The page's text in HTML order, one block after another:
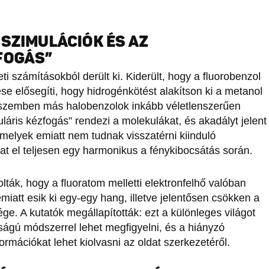
ÉS AZ
számításokból derült ki. Kiderült, hogy a fluorobenzol
elősegíti, hogy hidrogénkötést alakítson ki a metanol
más halobenzolok inkább véletlenszerűen
kézfogás” rendezi a molekulákat, és akadályt jelent
emiatt nem tudnak visszatérni kiinduló
el teljesen egy harmonikus a fénykibocsátás során.
hogy a fluoratom melletti elektronfelhő valóban
esik ki egy-egy hang, illetve jelentősen csökken a
A kutatók megállapították: ezt a különleges világot
módszerrel lehet megfigyelni, és a hiányzó
lehet kiolvasni az oldat szerkezetéről.